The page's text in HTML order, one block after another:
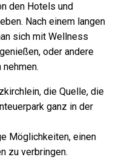
den Hotels und
Nach einem langen
sich mit Wellness
oder andere
die Quelle, die
ganz in der
Möglichkeiten, einen
zu verbringen.